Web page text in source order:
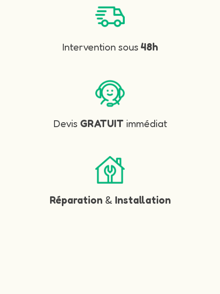
Intervention sous 48h
Devis GRATUIT immédiat
Réparation & Installation